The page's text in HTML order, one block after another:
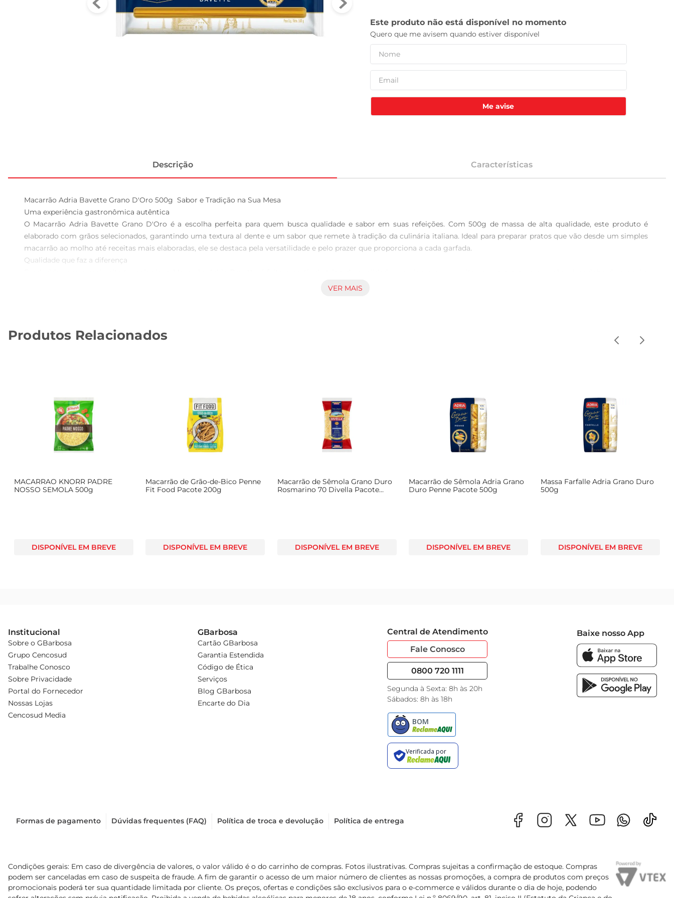
Me avise
Descrição Características
Macarrão Adria Bavette Grano D'Oro 500g  Sabor e Tradição na Sua Mesa
Uma experiência gastronômica autêntica
O Macarrão Adria Bavette Grano D'Oro é a escolha perfeita para quem busca qualidade e sabor em suas refeições. Com 500g de massa de alta qualidade, este produto é
elaborado com grãos selecionados, garantindo uma textura al dente e um sabor que remete à tradição da culinária italiana. Ideal para preparar pratos que vão desde um simples
macarrão ao molho até receitas mais elaboradas, ele se destaca pela versatilidade e pelo prazer que proporciona a cada garfada.
Qualidade que faz a diferença
uniforme, mas também absorve os sabores dos molhos de forma excepcional. Sua espessura e formato são perfeitos para acompanhar uma variedade de ingredientes, desde
desejado. Experimente combinálo com um molho de tomate caseiro, ervas frescas e um toque de queijo parmesão ralado para uma refeição que encanta a todos. Além disso, ele
VER MAIS
Produtos Relacionados
MACARRAO KNORR PADRE
NOSSO SEMOLA 500g
DISPONÍVEL EM BREVE
Macarrão de Grão-de-Bico Penne
Fit Food Pacote 200g
DISPONÍVEL EM BREVE
Macarrão de Sêmola Grano Duro
Rosmarino 70 Divella Pacote
DISPONÍVEL EM BREVE
Macarrão de Sêmola Adria Grano
Duro Penne Pacote 500g
DISPONÍVEL EM BREVE
Massa Farfalle Adria Grano Duro
500g
DISPONÍVEL EM BREVE
Institucional
Sobre o GBarbosa
Grupo Cencosud
Trabalhe Conosco
Sobre Privacidade
Portal do Fornecedor
Nossas Lojas
Cencosud Media
GBarbosa
Cartão GBarbosa
Garantia Estendida
Código de Ética
Serviços
Blog GBarbosa
Encarte do Dia
Central de Atendimento
Fale Conosco
0800 720 1111
Segunda à Sexta: 8h às 20h
Sábados: 8h às 18h
Baixe nosso App
Formas de pagamento Dúvidas frequentes (FAQ) Política de troca e devolução Política de entrega
Condições gerais: Em caso de divergência de valores, o valor válido é o do carrinho de compras. Fotos ilustrativas. Compras sujeitas a confirmação de estoque. Compras
podem ser canceladas em caso de suspeita de fraude. A fim de garantir o acesso de um maior número de clientes as nossas promoções, a compra de produtos com preços
promocionais poderá ter sua quantidade limitada por cliente. Os preços, ofertas e condições são exclusivos para o e-commerce e válidos durante o dia de hoje, podendo
tv